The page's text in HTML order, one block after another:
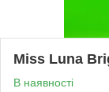
Miss Luna
В наявності